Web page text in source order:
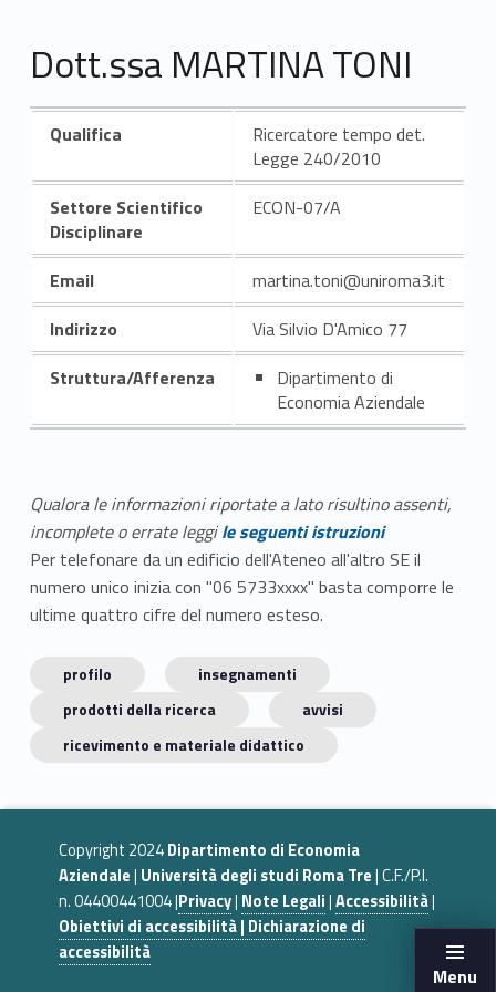
Menu
Dott.ssa MARTINA TONI
Qualifica
Ricercatore tempo det.
Legge 240/2010
Settore Scientifico
Disciplinare
ECON-07/A
Email
martina.toni@uniroma3.it
Indirizzo
Via Silvio D'Amico 77
Struttura/Afferenza
Dipartimento di
Economia Aziendale
Qualora le informazioni riportate a lato risultino assenti,
incomplete o errate leggile seguenti istruzioni
Per telefonare da un edificio dell'Ateneo all'altro SE il
numero unico inizia con "06 5733xxxx" basta comporre le
ultime quattro cifre del numero esteso.
profilo
insegnamenti
prodotti della ricerca
avvisi
ricevimento e materiale didattico
Copyright 2024Dipartimento di Economia
Aziendale| Università degli studi Roma Tre| C.F./P.I.
n. 04400441004 |Privacy| Note Legali|Accessibilità|
Obiettivi di accessibilità | Dichiarazione di
accessibilità